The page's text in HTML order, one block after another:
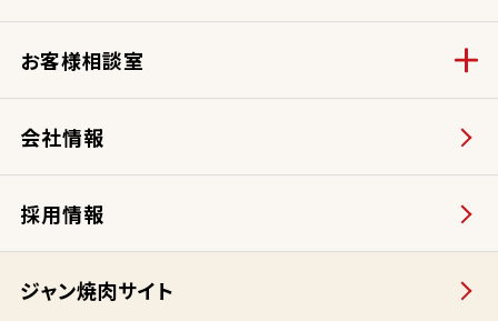
お客様相談室
会社情報
採用情報
ジャン焼肉サイト